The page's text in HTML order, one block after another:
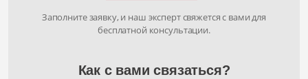
Заполните заявку, и наш эксперт свяжется с вами для
бесплатной консультации.
Как с вами связаться?